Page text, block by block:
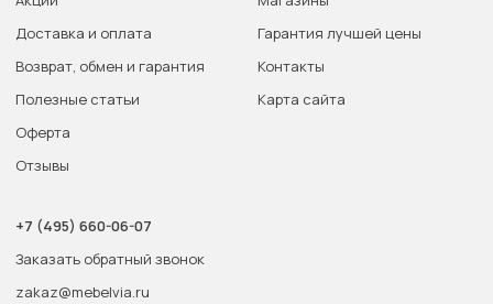
Доставка и оплата
Возврат, обмен и гарантия
Полезные статьи
Оферта
Отзывы
Гарантия лучшей цены
Контакты
Карта сайта
+7 (495) 660-06-07
Заказать обратный звонок
zakaz@mebelvia.ru